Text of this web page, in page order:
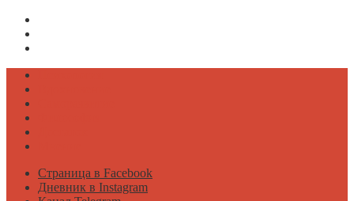
Страница в Facebook
Дневник в Instagram